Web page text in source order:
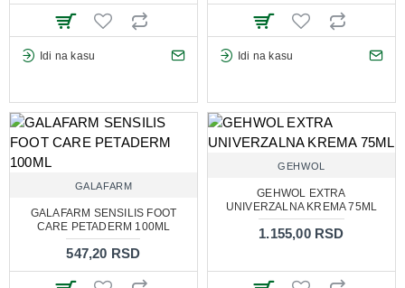
Idi na kasu Idi na kasu
GALAFARM
GALAFARM SENSILIS FOOT
CARE PETADERM 100ML
547,20 RSD
GEHWOL
GEHWOL EXTRA
UNIVERZALNA KREMA 75ML
1.155,00 RSD